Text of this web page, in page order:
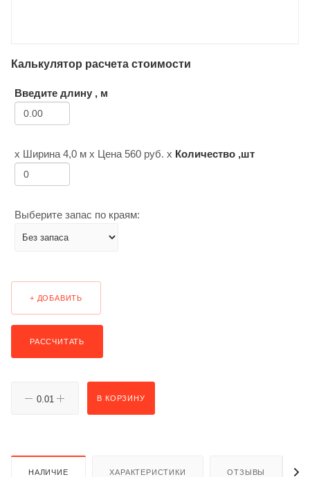
Калькулятор расчета стоимости
Введите длину , м
х Ширина 4,0 м х Цена 560 руб. х Количество ,шт
Выберите запас по краям:
+ ДОБАВИТЬ
РАССЧИТАТЬ
В КОРЗИНУ
НАЛИЧИЕ ХАРАКТЕРИСТИКИ ОТЗЫВЫ